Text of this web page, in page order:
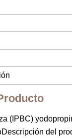
(IPBC)
del